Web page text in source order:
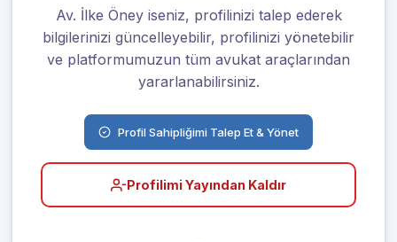
Av. İlke Öney iseniz, profilinizi talep ederek
bilgilerinizi güncelleyebilir, profilinizi yönetebilir
ve platformumuzun tüm avukat araçlarından
yararlanabilirsiniz.
Profil Sahipliğimi Talep Et & Yönet
Profilimi Yayından Kaldır